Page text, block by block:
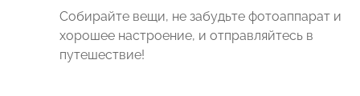
Собирайте вещи, не забудьте фотоаппарат и
хорошее настроение, и отправляйтесь в
путешествие!